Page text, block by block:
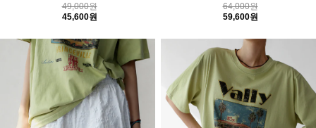
49,000원
45,600원
64,000원
59,600원